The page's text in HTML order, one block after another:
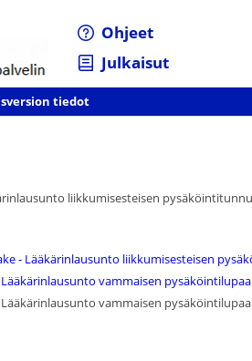
Ohjeet
Julkaisut
tiedot
liikkumisesteisen
- Lääkärinlausunto liikkumisesteisen
vammaisen
vammaisen